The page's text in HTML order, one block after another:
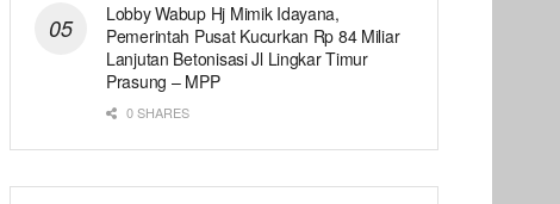
Lobby Wabup Hj Mimik Idayana,
Pemerintah Pusat Kucurkan Rp 84 Miliar
Lanjutan Betonisasi Jl Lingkar Timur
Prasung – MPP
0 SHARES